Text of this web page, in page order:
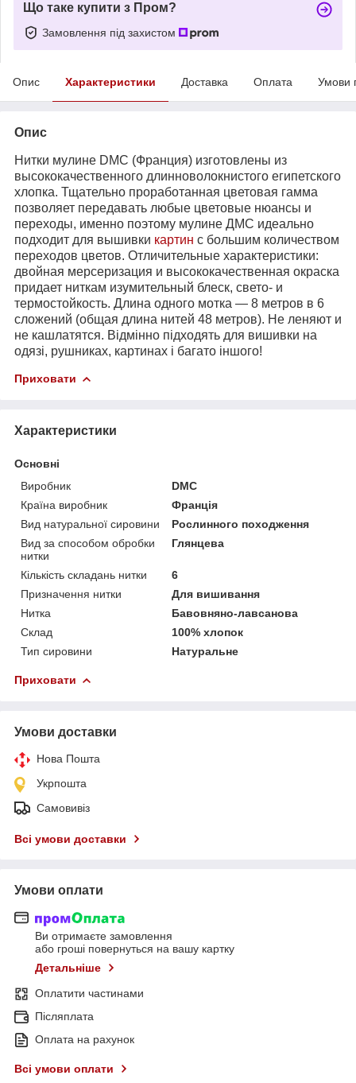
Що таке купити з Пром?
Замовлення під захистом
Опис Характеристики Доставка Оплата Умови
Опис
Нитки мулине DMC (Франция) изготовлены из
высококачественного длинноволокнистого египетского
хлопка. Тщательно проработанная цветовая гамма
позволяет передавать любые цветовые нюансы и
переходы, именно поэтому мулине ДМС идеально
подходит для вышивки картин с большим количеством
переходов цветов. Отличительные характеристики:
двойная мерсеризация и высококачественная окраска
придает ниткам изумительный блеск, свето- и
термостойкость. Длина одного мотка ― 8 метров в 6
сложений (общая длина нитей 48 метров). Не леняют и
не кашлатятся. Відмінно підходять для вишивки на
одязі, рушниках, картинах і багато іншого!
Приховати
Характеристики
Основні
Виробник
DMC
Країна виробник
Франція
Вид натуральної сировини
Рослинного походження
Вид за способом обробки
нитки
Глянцева
Кількість складань нитки
6
Призначення нитки
Для вишивання
Нитка
Бавовняно-лавсанова
Склад
100% хлопок
Тип сировини
Натуральне
Приховати
Умови доставки
Нова Пошта
Укрпошта
Самовивіз
Всі умови доставки
Умови оплати
Ви отримаєте замовлення
або гроші повернуться на вашу картку
Детальніше
Оплатити частинами
Післяплата
Оплата на рахунок
Всі умови оплати